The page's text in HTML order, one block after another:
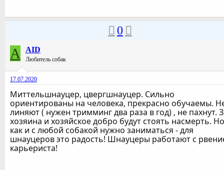
0
A AID
Любитель собак
17.07.2020
Миттельшнауцер, цвергшнауцер. Сильно
ориентированы на человека, прекрасно обучаемы.
линяют ( нужен тримминг два раза в год) , не пахнут.
хозяина и хозяйское добро будут стоять насмерть. Но
как и с любой собакой нужно заниматься - для
шнауцеров это радость! Шнауцеры работают с
карьериста!